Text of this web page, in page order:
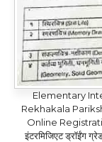
Elementary
Rekhakala
Online
इंटरमिजिएट ड्रॉईंग ग्रेड